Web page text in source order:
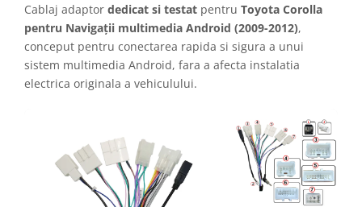
Camere Mercedes Benz
Camere Audi
Camere BMW
Camere Opel
Cablaj adaptor dedicat si testat pentru Toyota Corolla
pentru Navigații multimedia Android (2009-2012),
conceput pentru conectarea rapida si sigura a unui
sistem multimedia Android, fara a afecta instalatia
electrica originala a vehiculului.